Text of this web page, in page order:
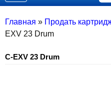
navigation
Главная » Продать
EXV 23 Drum
C-EXV 23 Drum